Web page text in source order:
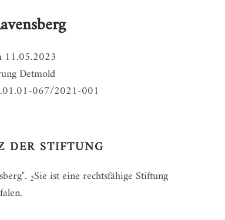
11.05.2023
Detmold
067/2021-001
DER STIFTUNG
2Sie ist eine rechtsfähige Stiftung